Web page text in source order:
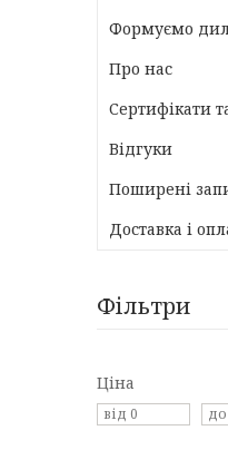
Формуємо
Про нас
Сертифікати
Відгуки
Поширені
Доставка і
Фільтри
Ціна